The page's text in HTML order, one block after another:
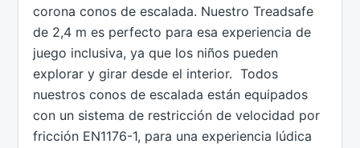
corona conos de escalada. Nuestro Treadsafe
de 2,4 m es perfecto para esa experiencia de
juego inclusiva, ya que los niños pueden
explorar y girar desde el interior. Todos
nuestros conos de escalada están equipados
con un sistema de restricción de velocidad por
fricción EN1176-1, para una experiencia lúdica